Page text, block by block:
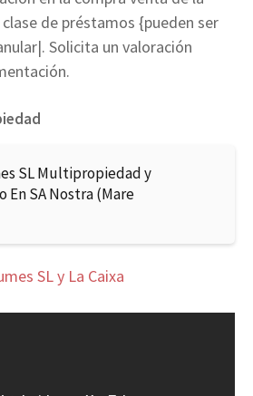
de préstamos {pueden ser
Solicita un valoración
SL Multipropiedad y
En SA Nostra (Mare
SL y La Caixa